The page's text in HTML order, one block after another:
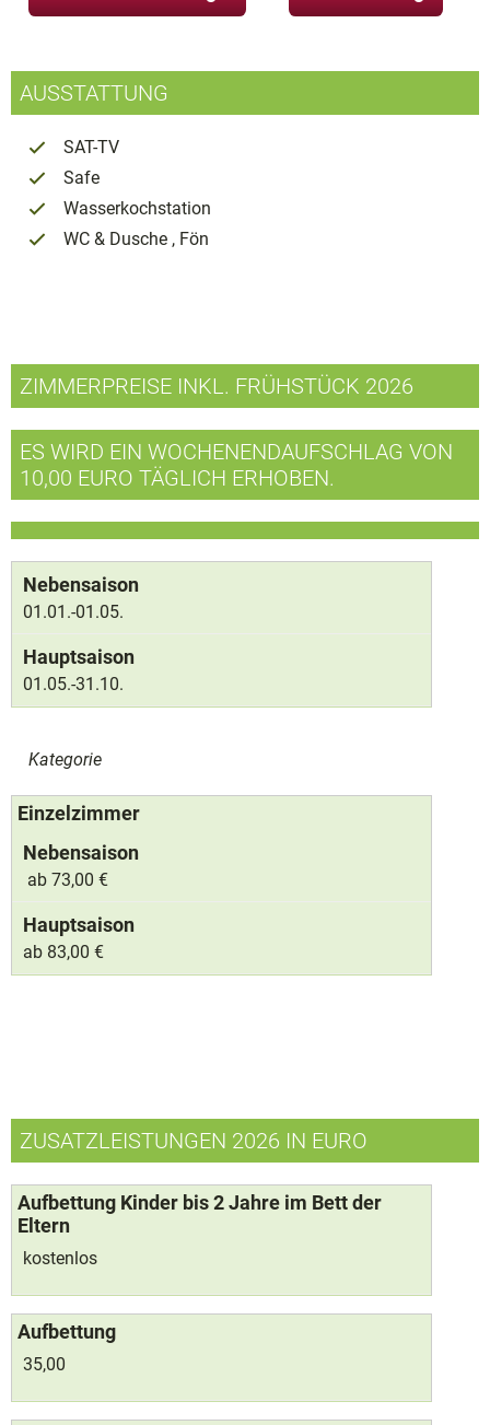
AUSSTATTUNG
SAT-TV
Safe
Wasserkochstation
WC & Dusche , Fön
ZIMMERPREISE INKL. FRÜHSTÜCK 2026
ES WIRD EIN WOCHENENDAUFSCHLAG VON
10,00 EURO TÄGLICH ERHOBEN.
01.01.-01.05.
01.05.-31.10.
Kategorie
Einzelzimmer
ab 73,00 €
ab 83,00 €
ZUSATZLEISTUNGEN 2026 IN EURO
Aufbettung Kinder bis 2 Jahre im Bett der
Eltern
kostenlos
Aufbettung
35,00